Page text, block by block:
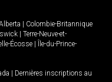
Colombie-Britannique
Terre-Neuve-et-
Écosse
Île-du-Prince-
Dernières inscriptions au